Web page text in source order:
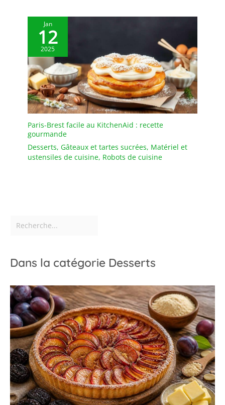
comptoir et la table
pour la fête des mères, la
fête des pères
EMBALLAGE: Un
emballage bien conçu
protège la vaisselle en
toute sécurité pendant le
transport. Nous vous
offrirons un
remplacement gratuit si
cassés
Jan
12
2025
Paris-Brest facile au KitchenAid : recette
gourmande
Desserts, Gâteaux et tartes sucrées, Matériel et
ustensiles de cuisine, Robots de cuisine
Dans la catégorie Desserts